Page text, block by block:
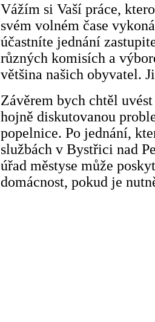
Vážím si Vaší práce,
svém volném čase
účastníte jednání
různých komisích a
většina našich obyvatel.
Závěrem bych chtěl
hojně diskutovanou
popelnice. Po jednání,
službách v Bystřici nad
úřad městyse může
domácnost, pokud je